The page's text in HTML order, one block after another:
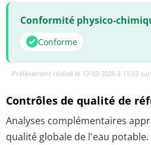
Conformité physico-
Conforme
Prélèvement réalisé le 13-03-2026 à 11:03 sur
Contrôles de qualité de
Analyses complémentaires
qualité globale de l'eau